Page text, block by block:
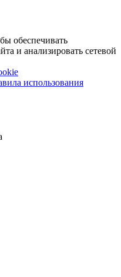
обеспечивать
и анализировать сетевой
использования